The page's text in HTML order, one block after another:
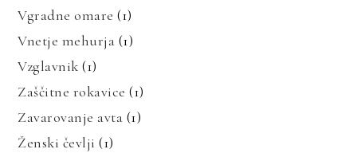
Vgradne omare (1)
Vnetje mehurja (1)
Vzglavnik (1)
Zaščitne rokavice (1)
Zavarovanje avta (1)
Ženski čevlji (1)